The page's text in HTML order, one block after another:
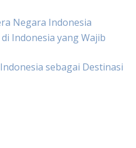
Negara Indonesia
Indonesia yang Wajib
sebagai Destinasi